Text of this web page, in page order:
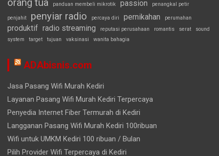
orang tua panduan membeli mikrotik passion penangkal petir
penjahit penyiar radio percaya diri pernikahan perumahan
produktif radio streaming reputasi perusahaan romantis serat
sound
system
target tujuan vaksinasi wanita bahagia
ADAbisnis.com
Jasa Pasang Wifi Murah Kediri
Layanan Pasang Wifi Murah Kediri Terpercaya
Penyedia Internet Fiber Termurah di Kediri
Langganan Pasang Wifi Murah Kediri 100ribuan
Wifi untuk UMKM Kediri 100 ribuan / Bulan
Pilih Provider Wifi Terpercaya di Kediri